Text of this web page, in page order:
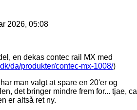
2026, 05:08
en dekas contec rail MX med
da/produkter/contec-mx-1008/)
man valgt at spare en 20'er og
det bringer mindre frem for... tjae, ca
er altså ret ny.